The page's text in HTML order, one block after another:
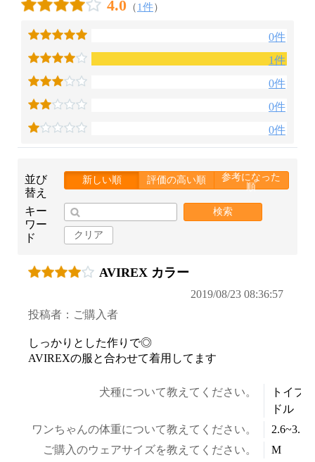
4.0 （1件）
0件
1件
0件
0件
0件
並び
替え
新しい順 評価の高い順
参考になった
順
キー
ワー
ド
検索
クリア
AVIREX カラー
2019/08/23 08:36:57
投稿者：ご購入者
しっかりとした作りで◎
AVIREXの服と合わせて着用してます
犬種について教えてください。
トイプ
ドル
ワンちゃんの体重について教えてください。
ご購入のウェアサイズを教えてください。
M